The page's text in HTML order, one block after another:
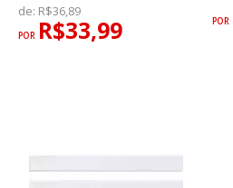
de: R$36,89
POR R$33,99 POR